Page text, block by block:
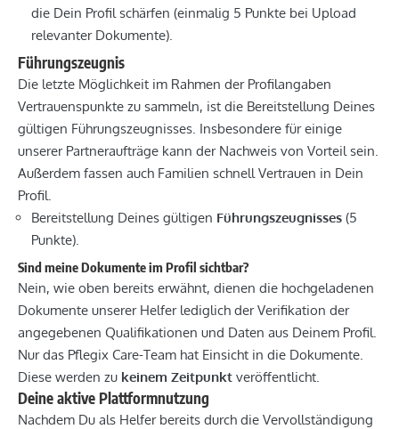
die Dein Profil schärfen (einmalig 5 Punkte bei Upload
relevanter Dokumente).
Führungszeugnis
Die letzte Möglichkeit im Rahmen der Profilangaben
Vertrauenspunkte zu sammeln, ist die Bereitstellung Deines
gültigen Führungszeugnisses. Insbesondere für einige
unserer Partneraufträge kann der Nachweis von Vorteil sein.
Außerdem fassen auch Familien schnell Vertrauen in Dein
Profil.
Bereitstellung Deines gültigen Führungszeugnisses (5
Punkte).
Sind meine Dokumente im Profil sichtbar?
Nein, wie oben bereits erwähnt, dienen die hochgeladenen
Dokumente unserer Helfer lediglich der Verifikation der
angegebenen Qualifikationen und Daten aus Deinem Profil.
Nur das Pflegix Care-Team hat Einsicht in die Dokumente.
Diese werden zu keinem Zeitpunkt veröffentlicht.
Deine aktive Plattformnutzung
Nachdem Du als Helfer bereits durch die Vervollständigung